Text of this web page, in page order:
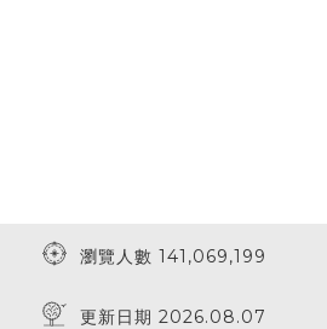
瀏覽人數 141,069,199
更新日期 2026.08.07